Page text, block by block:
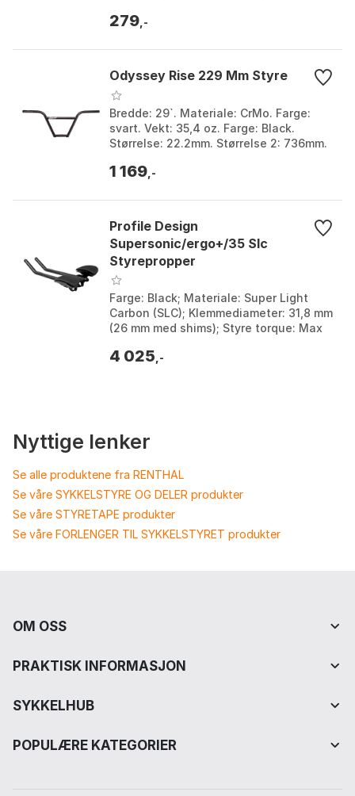
279 ,-
Odyssey Rise 229 Mm Styre
Bredde: 29`. Materiale: CrMo. Farge:
svart. Vekt: 35,4 oz. Farge: Black.
Størrelse: 22.2mm. Størrelse 2: 736mm.
1 169 ,-
Profile Design
Supersonic/ergo+/35 Slc
Styrepropper
Farge: Black; Materiale: Super Light
Carbon (SLC); Klemmediameter: 31,8 mm
(26 mm med shims); Styre torque: Max
Størrelse ...
4 025 ,-
Nyttige lenker
Se alle produktene fra RENTHAL
Se våre SYKKELSTYRE OG DELER produkter
Se våre STYRETAPE produkter
Se våre FORLENGER TIL SYKKELSTYRET produkter
OM OSS
PRAKTISK INFORMASJON
SYKKELHUB
POPULÆRE KATEGORIER